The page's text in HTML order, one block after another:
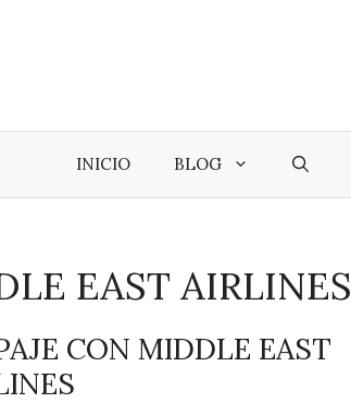
INICIO BLOG
EAST AIRLINES
CON MIDDLE EAST